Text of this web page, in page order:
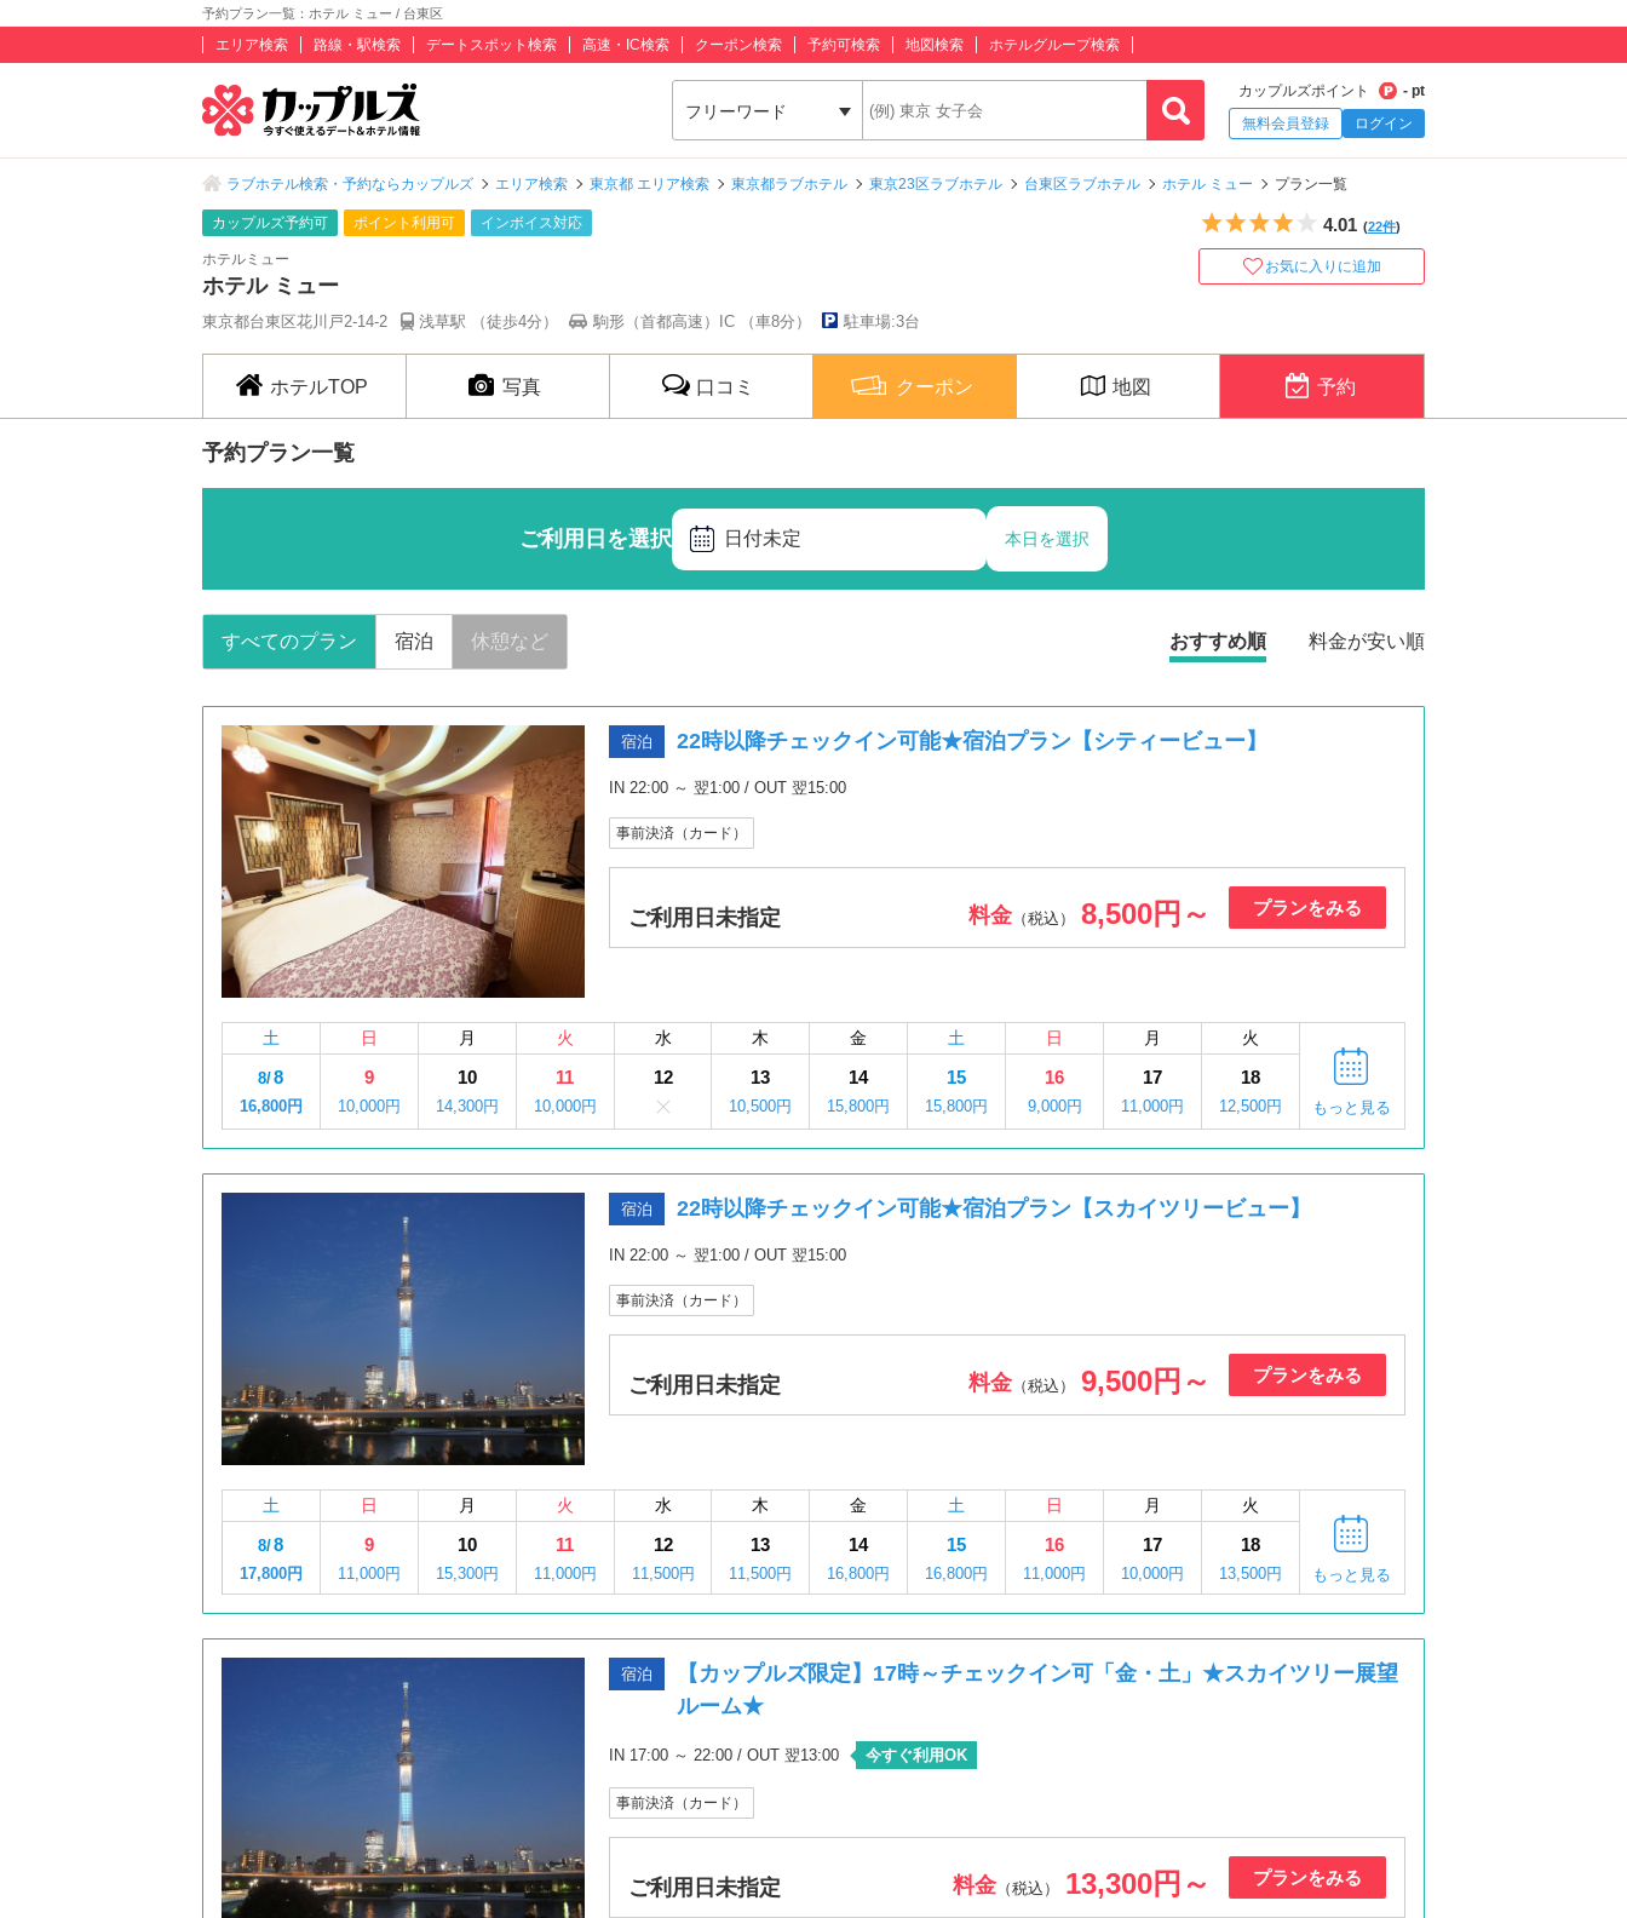
予約プラン一覧：ホテル ミュー / 台東区
エリア検索 路線・駅検索 デートスポット検索 高速・IC検索 クーポン検索 予約可検索 地図検索 ホテルグループ検索
フリーワード
カップルズポイント
- pt
無料会員登録
ログイン
ラブホテル検索・予約ならカップルズ エリア検索 東京都 エリア検索 東京都ラブホテル 東京23区ラブホテル 台東区ラブホテル ホテル ミュー プラン一覧
カップルズ予約可 ポイント利用可 インボイス対応
ホテルミュー
ホテル ミュー
東京都台東区花川戸2-14-2 浅草駅 （徒歩4分） 駒形（首都高速）IC （車8分） 駐車場:3台
5つ星のうち4
4.01 (22件)
お気に入りに追加
ホテルTOP 写真 口コミ クーポン 地図 予約
予約プラン一覧
ご利用日を選択 日付未定 本日を選択
すべてのプラン 宿泊 休憩など おすすめ順 料金が安い順
宿泊 22時以降チェックイン可能★宿泊プラン【シティービュー】
IN 22:00 ～ 翌1:00 / OUT 翌15:00
事前決済（カード）
ご利用日未指定 料金（税込） 8,500円～ プランをみる
土 日 月 火 水 木 金 土 日 月 火
8/8
16,800円
9
10,000円
10
14,300円
11
10,000円
12 13
10,500円
14
15,800円
15
15,800円
16
9,000円
17
11,000円
18
12,500円 もっと見る
宿泊 22時以降チェックイン可能★宿泊プラン【スカイツリービュー】
IN 22:00 ～ 翌1:00 / OUT 翌15:00
事前決済（カード）
ご利用日未指定 料金（税込） 9,500円～ プランをみる
土 日 月 火 水 木 金 土 日 月 火
8/8
17,800円
9
11,000円
10
15,300円
11
11,000円
12
11,500円
13
11,500円
14
16,800円
15
16,800円
16
11,000円
17
10,000円
18
13,500円 もっと見る
宿泊
【カップルズ限定】17時～チェックイン可「金・土」★スカイツリー展望
ルーム★
IN 17:00 ～ 22:00 / OUT 翌13:00 今すぐ利用OK
事前決済（カード）
ご利用日未指定 料金（税込） 13,300円～ プランをみる